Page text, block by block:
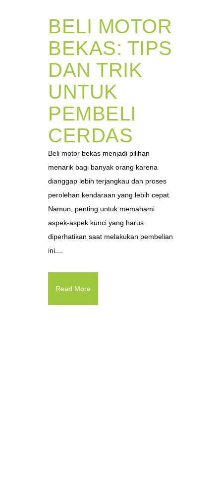
BELI MOTOR
BEKAS: TIPS
DAN TRIK
UNTUK
PEMBELI
CERDAS
Beli motor bekas menjadi pilihan
menarik bagi banyak orang karena
dianggap lebih terjangkau dan proses
perolehan kendaraan yang lebih cepat.
Namun, penting untuk memahami
aspek-aspek kunci yang harus
diperhatikan saat melakukan pembelian
ini....
Read More